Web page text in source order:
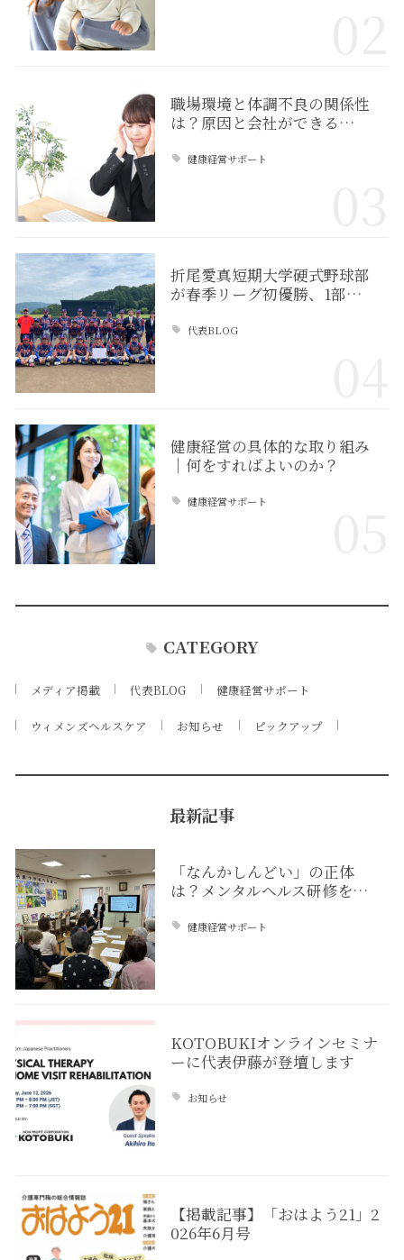
職場環境と体調不良の関係性
は？原因と会社ができる…
健康経営サポート
折尾愛真短期大学硬式野球部
が春季リーグ初優勝、1部…
代表BLOG
健康経営の具体的な取り組み
｜何をすればよいのか？
健康経営サポート
CATEGORY
メディア掲載 代表BLOG 健康経営サポート
ウィメンズヘルスケア お知らせ ピックアップ
最新記事
「なんかしんどい」の正体
は？メンタルヘルス研修を…
健康経営サポート
KOTOBUKIオンラインセミナ
ーに代表伊藤が登壇します
お知らせ
【掲載記事】「おはよう21」2
026年6月号